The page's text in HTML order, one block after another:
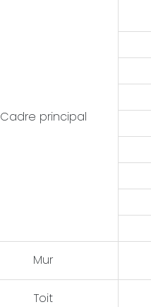
Cadre principal
Mur
Toit